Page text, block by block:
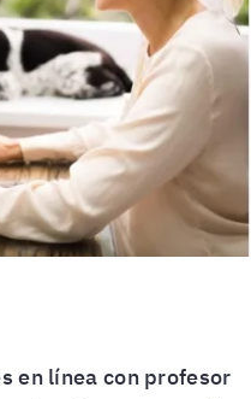
en línea con profesor